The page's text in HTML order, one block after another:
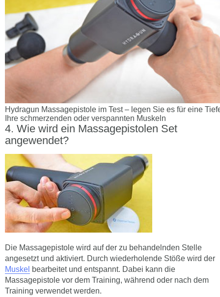
Hydragun Massagepistole im Test – legen Sie es für eine
Ihre schmerzenden oder verspannten Muskeln
Wie wird ein Massagepistolen Set
angewendet?
Die Massagepistole wird auf der zu behandelnden Stelle
angesetzt und aktiviert. Durch wiederholende Stöße wird der
Muskel bearbeitet und entspannt. Dabei kann die
Massagepistole vor dem Training, während oder nach dem
Training verwendet werden.